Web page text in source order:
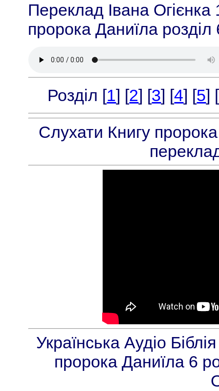
Переклад Івана
пророка Даниїла
Розділ [1] [2] [3] [4] [5] [
Слухати Книгу
Українська Аудіо
пророка Даниїла 6